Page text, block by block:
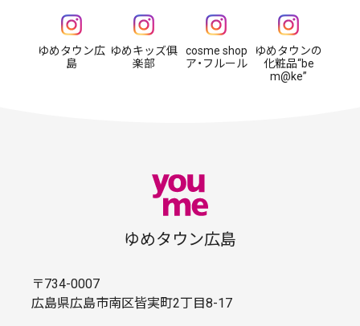
ゆめタウン広
島
ゆめキッズ俱
楽部
cosme shop
ア・フルール
ゆめタウンの
化粧品“be
m@ke”
ゆめタウン広島
〒734-0007
広島県広島市南区皆実町2丁目8-17